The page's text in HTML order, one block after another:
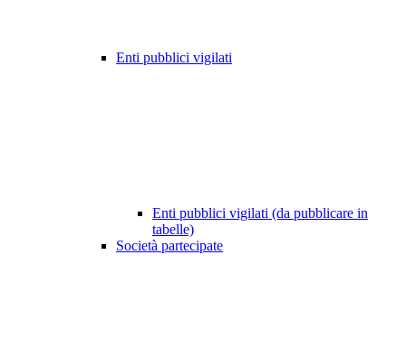
Enti pubblici vigilati
Enti pubblici vigilati (da pubblicare in
tabelle)
Società partecipate